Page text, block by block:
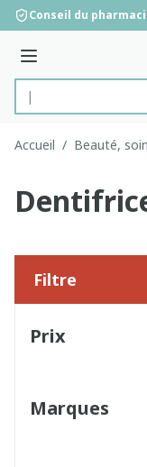
Aller au contenu
Conseil du
Menu
Rechercher
Accueil / Beauté,
Filtre
Prix
Marques